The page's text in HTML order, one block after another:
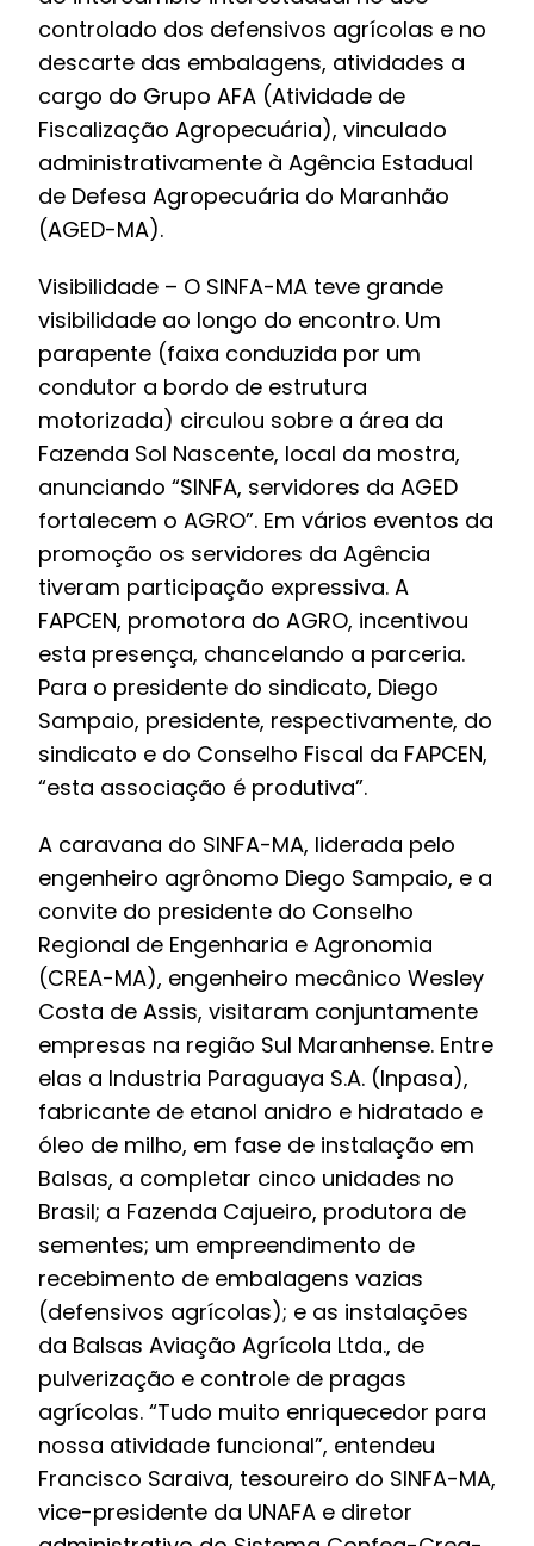
controlado dos defensivos agrícolas e no
descarte das embalagens, atividades a
cargo do Grupo AFA (Atividade de
Fiscalização Agropecuária), vinculado
administrativamente à Agência Estadual
de Defesa Agropecuária do Maranhão
(AGED-MA).
Visibilidade – O SINFA-MA teve grande
visibilidade ao longo do encontro. Um
parapente (faixa conduzida por um
condutor a bordo de estrutura
motorizada) circulou sobre a área da
Fazenda Sol Nascente, local da mostra,
anunciando “SINFA, servidores da AGED
fortalecem o AGRO”. Em vários eventos da
promoção os servidores da Agência
tiveram participação expressiva. A
FAPCEN, promotora do AGRO, incentivou
esta presença, chancelando a parceria.
Para o presidente do sindicato, Diego
Sampaio, presidente, respectivamente, do
sindicato e do Conselho Fiscal da FAPCEN,
“esta associação é produtiva”.
A caravana do SINFA-MA, liderada pelo
engenheiro agrônomo Diego Sampaio, e a
convite do presidente do Conselho
Regional de Engenharia e Agronomia
(CREA-MA), engenheiro mecânico Wesley
Costa de Assis, visitaram conjuntamente
empresas na região Sul Maranhense. Entre
elas a Industria Paraguaya S.A. (Inpasa),
fabricante de etanol anidro e hidratado e
óleo de milho, em fase de instalação em
Balsas, a completar cinco unidades no
Brasil; a Fazenda Cajueiro, produtora de
sementes; um empreendimento de
recebimento de embalagens vazias
(defensivos agrícolas); e as instalações
da Balsas Aviação Agrícola Ltda., de
pulverização e controle de pragas
agrícolas. “Tudo muito enriquecedor para
nossa atividade funcional”, entendeu
Francisco Saraiva, tesoureiro do SINFA-MA,
vice-presidente da UNAFA e diretor